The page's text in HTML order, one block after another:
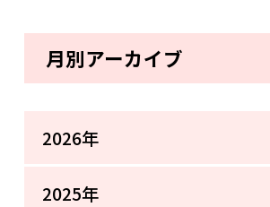
月別アーカイブ
2026年
2025年